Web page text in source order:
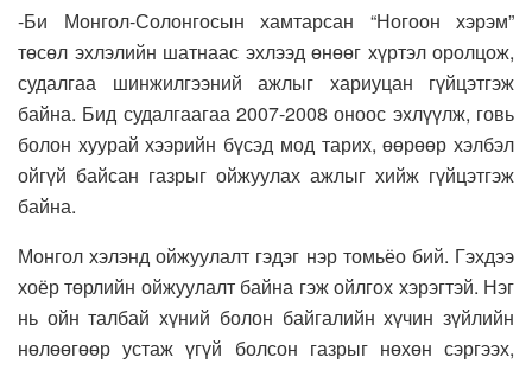
-Би Монгол-Солонгосын хамтарсан “Ногоон хэрэм”
төсөл эхлэлийн шатнаас эхлээд өнөөг хүртэл оролцож,
судалгаа шинжилгээний ажлыг хариуцан гүйцэтгэж
байна. Бид судалгаагаа 2007-2008 оноос эхлүүлж, говь
болон хуурай хээрийн бүсэд мод тарих, өөрөөр хэлбэл
ойгүй байсан газрыг ойжуулах ажлыг хийж гүйцэтгэж
байна.
Монгол хэлэнд ойжуулалт гэдэг нэр томьёо бий. Гэхдээ
хоёр төрлийн ойжуулалт байна гэж ойлгох хэрэгтэй. Нэг
нь ойн талбай хүний болон байгалийн хүчин зүйлийн
нөлөөгөөр устаж үгүй болсон газрыг нөхөн сэргээх,